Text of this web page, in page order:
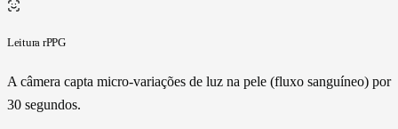
Leitura rPPG
A câmera capta micro-variações de luz na pele (fluxo sanguíneo) por
30 segundos.